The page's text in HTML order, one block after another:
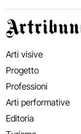
Artribune
Arti visive
Progetto
Professioni
Arti performative
Editoria